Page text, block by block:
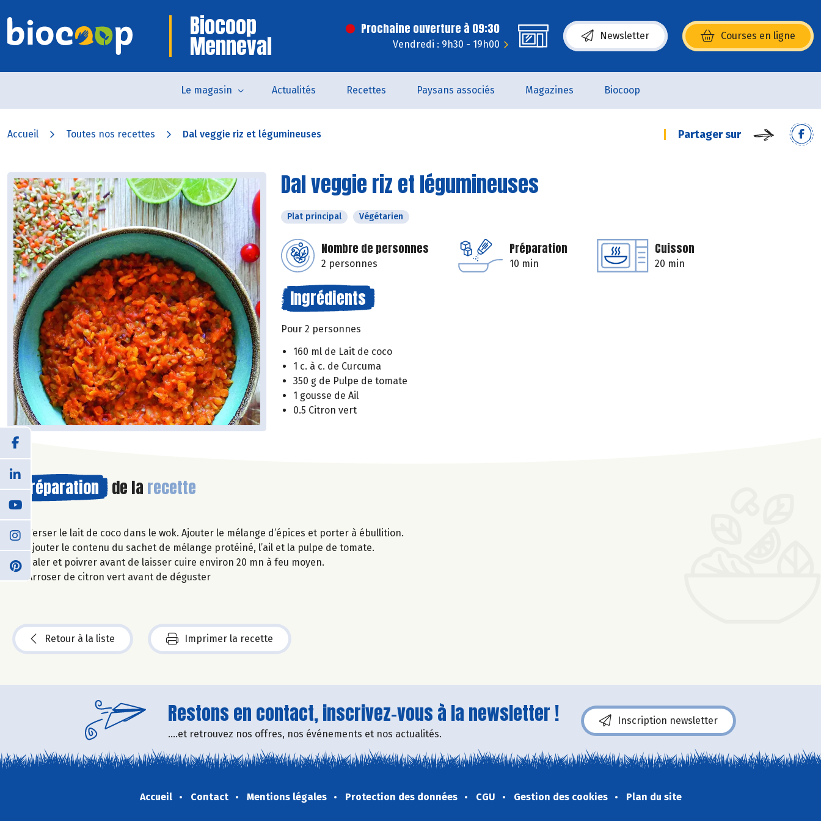
Biocoop
Menneval
Prochaine ouverture à 09:30
Vendredi : 9h30 - 19h00
Newsletter Courses en ligne
(s’ouvre dans une nouvelle fenêtre)
Le magasin Actualités Recettes Paysans associés Magazines Biocoop
Accueil Toutes nos recettes Dal veggie riz et légumineuses Partager sur
Dal veggie riz et légumineuses
Plat principal Végétarien
Nombre de personnes
2 personnes
Préparation
10 min
Cuisson
20 min
Ingrédients
Pour 2 personnes
160 ml de Lait de coco
1 c. à c. de Curcuma
350 g de Pulpe de tomate
1 gousse de Ail
0.5 Citron vert
Préparation de la recette
Verser le lait de coco dans le wok. Ajouter le mélange d’épices et porter à ébullition.
Ajouter le contenu du sachet de mélange protéiné, l’ail et la pulpe de tomate.
Saler et poivrer avant de laisser cuire environ 20 mn à feu moyen.
Arroser de citron vert avant de déguster
Retour à la liste Imprimer la recette
Restons en contact, inscrivez-vous à la newsletter !
....et retrouvez nos offres, nos événements et nos actualités.
Inscription newsletter
Accueil Contact Mentions légales Protection des données CGU Gestion des cookies Plan du site